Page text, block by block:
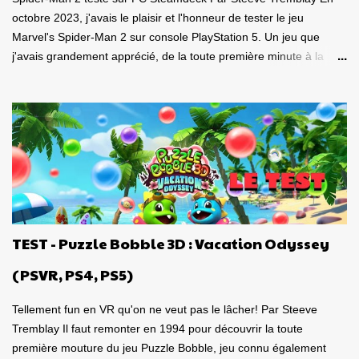
octobre 2023, j'avais le plaisir et l'honneur de tester le jeu
Marvel's Spider-Man 2 sur console PlayStation 5. Un jeu que
j'avais grandement apprécié, de la toute première minute à la
Pour revoir mon test, c'est par ici . Lorsque PlayStation Canada
nous a contacté il y a deux semaines pour faire le test de la
version PC, laquelle a vu le jour le 30 janvier dernier, je me suis
tout de suite dit : Ça serait génial d'y retourner, mais de façon
portable! Ouiiii, vous l'aurez deviné, je suis plongé dans le test de
Marvel's Spider-Man 2 PC sur la portable de Valve, ma
Steamdeck . Je me suis dit que puisque le premier volet, ainsi
que l'aventure Miles Morales sont approuvés 100% par Valve
pour la compatibilité St...
TEST - Puzzle Bobble 3D : Vacation Odyssey
(PSVR, PS4, PS5)
Tellement fun en VR qu'on ne veut pas le lâcher! Par Steeve
Tremblay Il faut remonter en 1994 pour découvrir la toute
première mouture du jeu Puzzle Bobble, jeu connu également